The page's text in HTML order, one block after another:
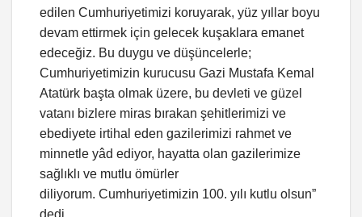
edilen Cumhuriyetimizi koruyarak, yüz yıllar boyu
devam ettirmek için gelecek kuşaklara emanet
edeceğiz. Bu duygu ve düşüncelerle;
Cumhuriyetimizin kurucusu Gazi Mustafa Kemal
Atatürk başta olmak üzere, bu devleti ve güzel
vatanı bizlere miras bırakan şehitlerimizi ve
ebediyete irtihal eden gazilerimizi rahmet ve
minnetle yâd ediyor, hayatta olan gazilerimize
sağlıklı ve mutlu ömürler
diliyorum. Cumhuriyetimizin 100. yılı kutlu olsun”
dedi.